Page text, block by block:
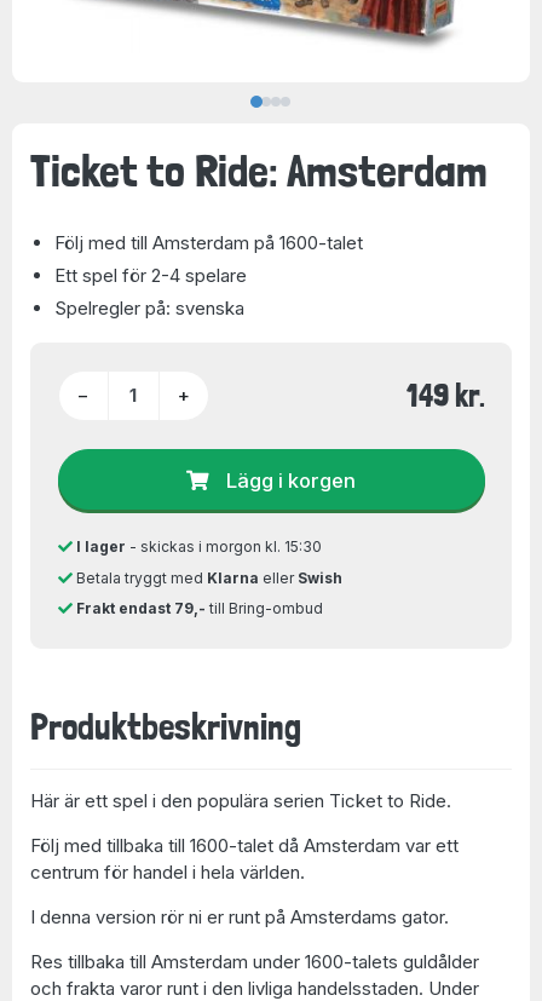
Ticket to Ride: Amsterdam
Följ med till Amsterdam på 1600-talet
Ett spel för 2-4 spelare
Spelregler på: svenska
− + 149 kr.
Lägg i korgen
I lager - skickas i morgon kl. 15:30
Betala tryggt med Klarna eller Swish
Frakt endast 79,- till Bring-ombud
Produktbeskrivning
Här är ett spel i den populära serien Ticket to Ride.
Följ med tillbaka till 1600-talet då Amsterdam var ett
centrum för handel i hela världen.
I denna version rör ni er runt på Amsterdams gator.
Res tillbaka till Amsterdam under 1600-talets guldålder
och frakta varor runt i den livliga handelsstaden. Under